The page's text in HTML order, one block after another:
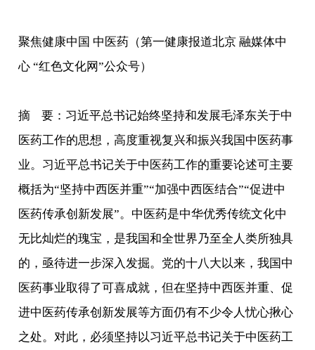
聚焦健康中国 中医药（第一健康报道北京 融媒体中
心 “红色文化网”公众号）
摘 要：习近平总书记始终坚持和发展毛泽东关于中
医药工作的思想，高度重视复兴和振兴我国中医药事
业。习近平总书记关于中医药工作的重要论述可主要
概括为“坚持中西医并重”“加强中西医结合”“促进中
医药传承创新发展”。中医药是中华优秀传统文化中
无比灿烂的瑰宝，是我国和全世界乃至全人类所独具
的，亟待进一步深入发掘。党的十八大以来，我国中
医药事业取得了可喜成就，但在坚持中西医并重、促
进中医药传承创新发展等方面仍有不少令人忧心揪心
之处。对此，必须坚持以习近平总书记关于中医药工